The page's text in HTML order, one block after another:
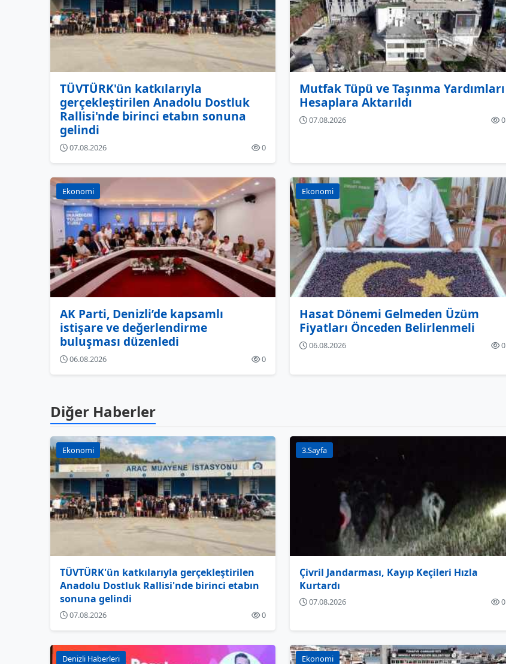
TÜVTÜRK'ün katkılarıyla
gerçekleştirilen Anadolu Dostluk
Rallisi'nde birinci etabın sonuna
gelindi
07.08.2026 0
Mutfak Tüpü ve Taşınma Yardımları
Hesaplara Aktarıldı
07.08.2026 0
Ekonomi
AK Parti, Denizli’de kapsamlı
istişare ve değerlendirme
buluşması düzenledi
06.08.2026 0
Ekonomi
Hasat Dönemi Gelmeden Üzüm
Fiyatları Önceden Belirlenmeli
06.08.2026 0
Diğer Haberler
Ekonomi
TÜVTÜRK'ün katkılarıyla gerçekleştirilen
Anadolu Dostluk Rallisi'nde birinci etabın
sonuna gelindi
07.08.2026 0
3.Sayfa
Çivril Jandarması, Kayıp Keçileri Hızla
Kurtardı
07.08.2026 0
Denizli Haberleri Ekonomi